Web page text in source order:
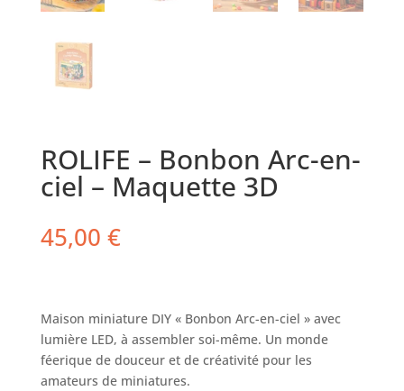
ROLIFE – Bonbon Arc-en-
ciel – Maquette 3D
45,00 €
Maison miniature DIY « Bonbon Arc-en-ciel » avec
lumière LED, à assembler soi-même. Un monde
féerique de douceur et de créativité pour les
amateurs de miniatures.